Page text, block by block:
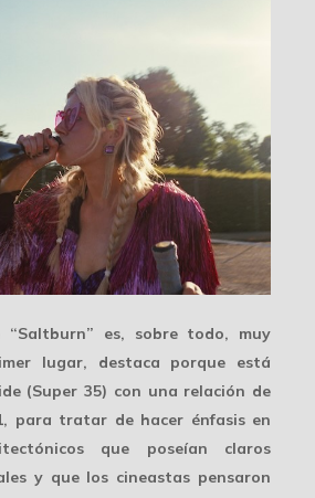
es, sobre todo, muy
lugar, destaca porque está
(Super 35) con una relación de
para tratar de hacer énfasis en
que poseían claros
y que los cineastas pensaron